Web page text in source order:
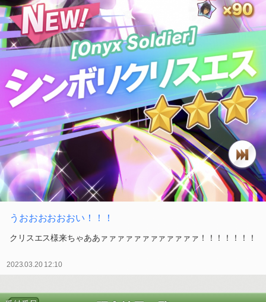
うおおおおおおい！！！
クリスエス様来ちゃああァァァァァァァァァァァァ！！！！！！！
2023.03.20 12:10